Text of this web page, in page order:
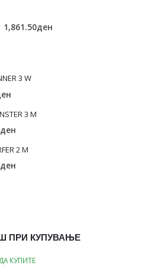
Original
1,861.50ден
3 W
3 M
ден
2 M
ден
ПРИ КУПУВАЊЕ
КУПИТЕ